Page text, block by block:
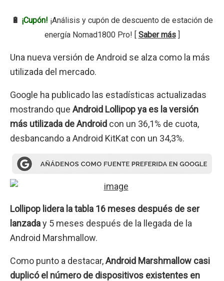
🔋 ¡Cupón! ¡Análisis y cupón de descuento de estación de
energía Nomad1800 Pro! [ Saber más]
Una nueva versión de Android se alza como la más
utilizada del mercado.
Google ha publicado las estadísticas actualizadas
mostrando que Android Lollipop ya es la versión
más utilizada de Android con un 36,1% de cuota,
desbancando a Android KitKat con un 34,3%.
Lollipop lidera la tabla 16 meses después de ser
lanzaday 5 meses después de la llegada de la
Android Marshmallow.
Como punto a destacar,Android Marshmallow casi
duplicó el número de dispositivos existentes en